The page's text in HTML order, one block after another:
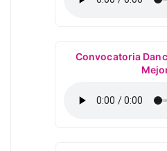
Convocatoria